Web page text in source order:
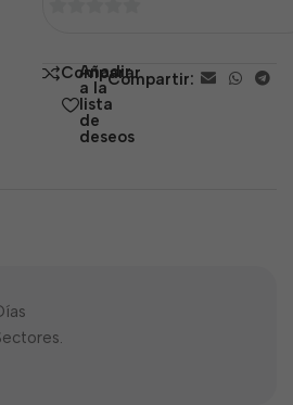
5 Comparar
Añadir
a la
lista
de
deseos
Compartir: